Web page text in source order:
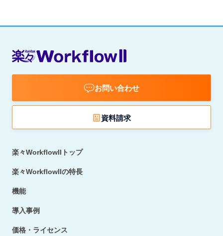
お問い合わせ
資料請求
楽々WorkflowIIトップ
楽々WorkflowIIの特長
機能
導入事例
価格・ライセンス